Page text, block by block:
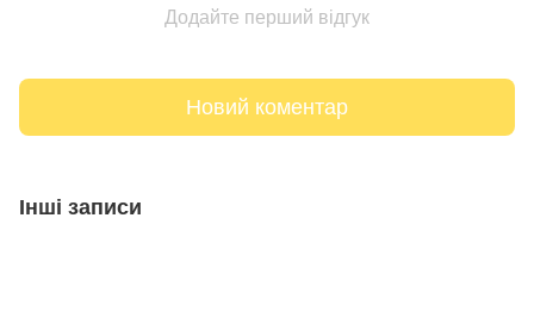
Додайте перший відгук
Новий коментар
Інші записи